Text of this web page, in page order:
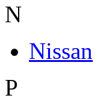
N
Nissan
P